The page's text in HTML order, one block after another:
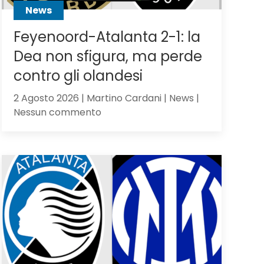
News
Feyenoord-Atalanta 2-1: la
Dea non sfigura, ma perde
contro gli olandesi
2 Agosto 2026 | Martino Cardani | News |
Nessun commentosu
2-
Dea
non
sfigura,
ma
perde